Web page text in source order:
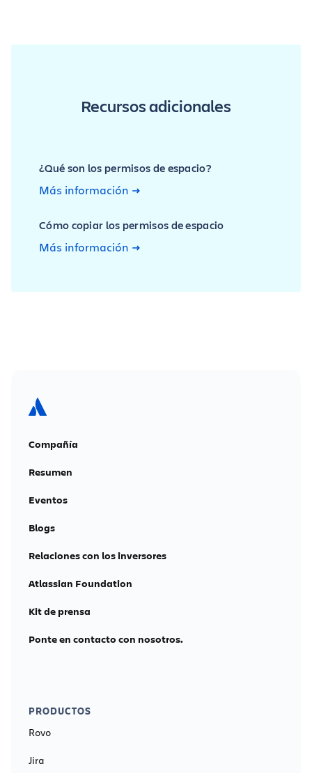
Recursos adicionales
¿Qué son los permisos de espacio?
Más información
Cómo copiar los permisos de espacio
Más información
Compañía
Resumen
Eventos
Blogs
Relaciones con los inversores
Atlassian Foundation
Kit de prensa
Ponte en contacto con nosotros.
PRODUCTOS
Rovo
Jira